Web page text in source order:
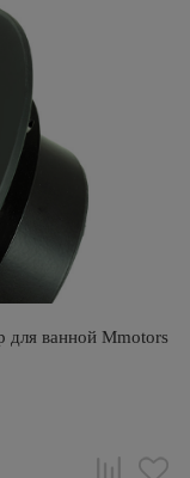
для ванной Mmotors